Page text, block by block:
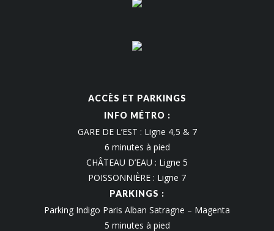
ACCÈS ET PARKINGS
INFO MÉTRO :
GARE DE L’EST : Ligne 4,5 & 7
6 minutes à pied
CHÂTEAU D’EAU : Ligne 5
POISSONNIÈRE : Ligne 7
PARKINGS :
Parking Indigo Paris Alban Satragne – Magenta
5 minutes à pied